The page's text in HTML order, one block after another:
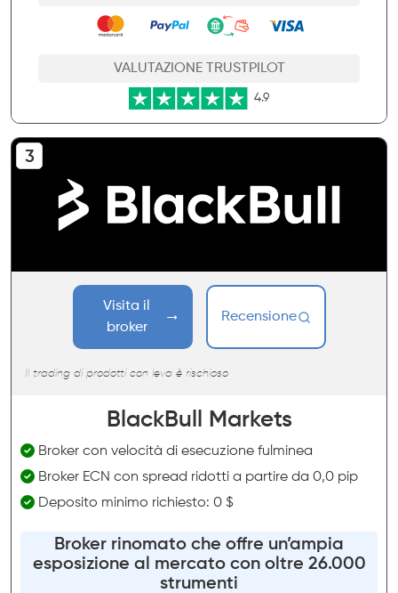
VALUTAZIONE TRUSTPILOT
4.9
Visita il
broker
Recensione
Il trading di prodotti con leva è rischioso
BlackBull Markets
Broker con velocità di esecuzione fulminea
Broker ECN con spread ridotti a partire da 0,0 pip
Deposito minimo richiesto: 0 $
Broker rinomato che offre un’ampia
esposizione al mercato con oltre 26.000
strumenti